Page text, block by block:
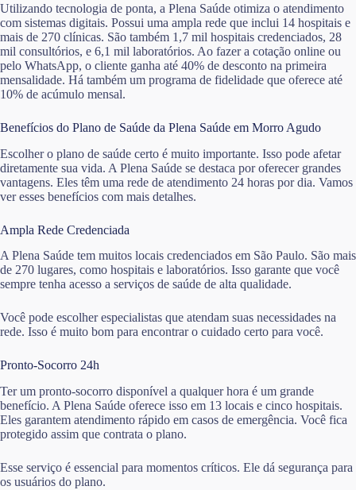
Utilizando tecnologia de ponta, a Plena Saúde otimiza o atendimento
com sistemas digitais. Possui uma ampla rede que inclui 14 hospitais e
mais de 270 clínicas. São também 1,7 mil hospitais credenciados, 28
mil consultórios, e 6,1 mil laboratórios. Ao fazer a cotação online ou
pelo WhatsApp, o cliente ganha até 40% de desconto na primeira
mensalidade. Há também um programa de fidelidade que oferece até
10% de acúmulo mensal.
Benefícios do Plano de Saúde da Plena Saúde em Morro Agudo
Escolher o plano de saúde certo é muito importante. Isso pode afetar
diretamente sua vida. A Plena Saúde se destaca por oferecer grandes
vantagens. Eles têm uma rede de atendimento 24 horas por dia. Vamos
ver esses benefícios com mais detalhes.
Ampla Rede Credenciada
A Plena Saúde tem muitos locais credenciados em São Paulo. São mais
de 270 lugares, como hospitais e laboratórios. Isso garante que você
sempre tenha acesso a serviços de saúde de alta qualidade.
Você pode escolher especialistas que atendam suas necessidades na
rede. Isso é muito bom para encontrar o cuidado certo para você.
Pronto-Socorro 24h
Ter um pronto-socorro disponível a qualquer hora é um grande
benefício. A Plena Saúde oferece isso em 13 locais e cinco hospitais.
Eles garantem atendimento rápido em casos de emergência. Você fica
protegido assim que contrata o plano.
Esse serviço é essencial para momentos críticos. Ele dá segurança para
os usuários do plano.